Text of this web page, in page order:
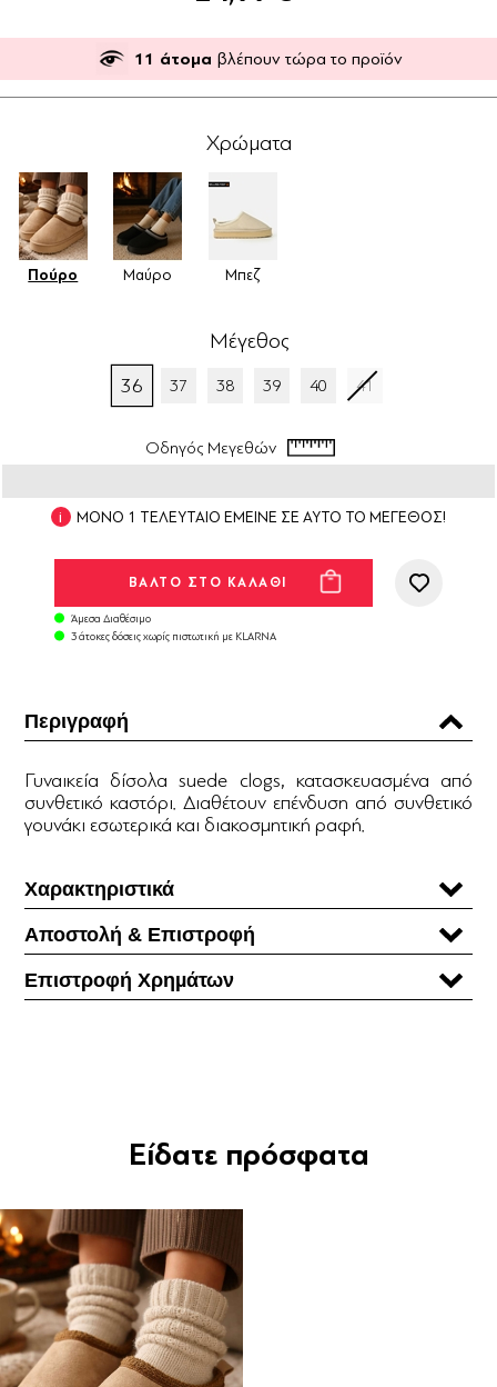
11 άτομα βλέπουν τώρα το προϊόν
Χρώματα
Πούρο Μαύρο Μπεζ
Μέγεθος
36 37 38 39 40 41
Οδηγός Μεγεθών
ΜΟΝΟ 1 ΤΕΛΕΥΤΑΙΟ ΕΜΕΙΝΕ ΣΕ ΑΥΤΟ ΤΟ ΜΕΓΕΘΟΣ!
Άμεσα Διαθέσιμο
3 άτοκες δόσεις χωρίς πιστωτική με KLARNA
Περιγραφή
Γυναικεία δίσολα suede clogs, κατασκευασμένα από
συνθετικό καστόρι. Διαθέτουν επένδυση από συνθετικό
γουνάκι εσωτερικά και διακοσμητική ραφή.
Χαρακτηριστικά
Αποστολή & Επιστροφή
Επιστροφή Χρηµάτων
Είδατε πρόσφατα